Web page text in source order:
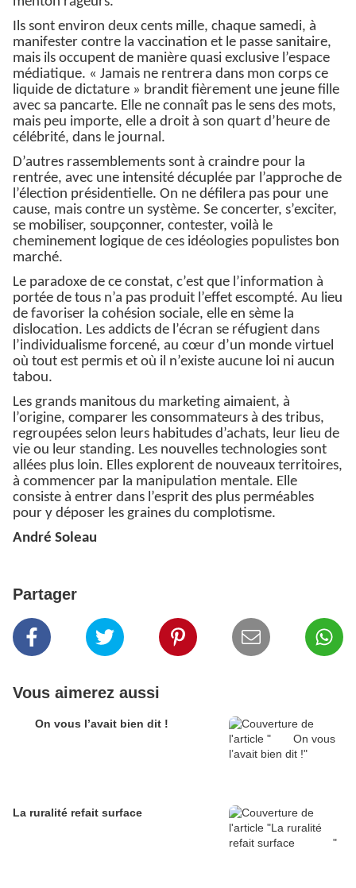
Ils sont environ deux cents mille, chaque samedi, à
manifester contre la vaccination et le passe sanitaire,
mais ils occupent de manière quasi exclusive l’espace
médiatique. « Jamais ne rentrera dans mon corps ce
liquide de dictature » brandit fièrement une jeune fille
avec sa pancarte. Elle ne connaît pas le sens des mots,
mais peu importe, elle a droit à son quart d’heure de
célébrité, dans le journal.
D’autres rassemblements sont à craindre pour la
rentrée, avec une intensité décuplée par l’approche de
l’élection présidentielle. On ne défilera pas pour une
cause, mais contre un système. Se concerter, s’exciter,
se mobiliser, soupçonner, contester, voilà le
cheminement logique de ces idéologies populistes bon
marché.
Le paradoxe de ce constat, c’est que l’information à
portée de tous n’a pas produit l’effet escompté. Au lieu
de favoriser la cohésion sociale, elle en sème la
dislocation. Les addicts de l’écran se réfugient dans
l’individualisme forcené, au cœur d’un monde virtuel
où tout est permis et où il n’existe aucune loi ni aucun
tabou.
Les grands manitous du marketing aimaient, à
l’origine, comparer les consommateurs à des tribus,
regroupées selon leurs habitudes d’achats, leur lieu de
vie ou leur standing. Les nouvelles technologies sont
allées plus loin. Elles explorent de nouveaux territoires,
à commencer par la manipulation mentale. Elle
consiste à entrer dans l’esprit des plus perméables
pour y déposer les graines du complotisme.
André Soleau
Partager
Vous aimerez aussi
On vous l’avait bien dit !